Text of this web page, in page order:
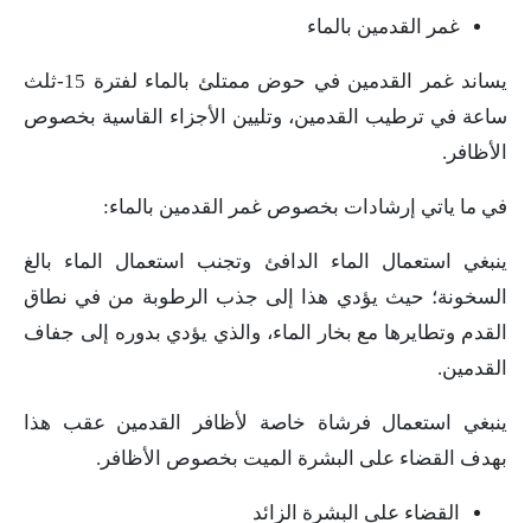
غمر القدمين بالماء
يساند غمر القدمين في حوض ممتلئ بالماء لفترة 15-ثلث
ساعة في ترطيب القدمين، وتليين الأجزاء القاسية بخصوص
الأظافر.
في ما ياتي إرشادات بخصوص غمر القدمين بالماء:
ينبغي استعمال الماء الدافئ وتجنب استعمال الماء بالغ
السخونة؛ حيث يؤدي هذا إلى جذب الرطوبة من في نطاق
القدم وتطايرها مع بخار الماء، والذي يؤدي بدوره إلى جفاف
القدمين.
ينبغي استعمال فرشاة خاصة لأظافر القدمين عقب هذا
بهدف القضاء على البشرة الميت بخصوص الأظافر.
القضاء على البشرة الزائد